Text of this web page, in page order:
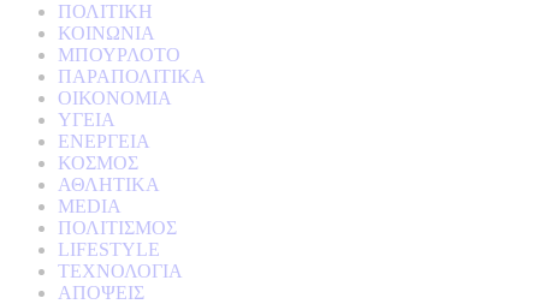
ΠΟΛΙΤΙΚΗ
ΚΟΙΝΩΝΙΑ
ΜΠΟΥΡΛΟΤΟ
ΠΑΡΑΠΟΛΙΤΙΚΑ
ΟΙΚΟΝΟΜΙΑ
ΥΓΕΙΑ
ΕΝΕΡΓΕΙΑ
ΚΟΣΜΟΣ
ΑΘΛΗΤΙΚΑ
MEDIA
ΠΟΛΙΤΙΣΜΟΣ
LIFESTYLE
ΤΕΧΝΟΛΟΓΙΑ
ΑΠΟΨΕΙΣ